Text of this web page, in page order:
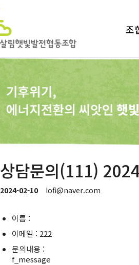
조
상담문의(111)
2024-02-10 lofi@naver.com
이름 :
이메일 : 222
문의내용 :
f_message